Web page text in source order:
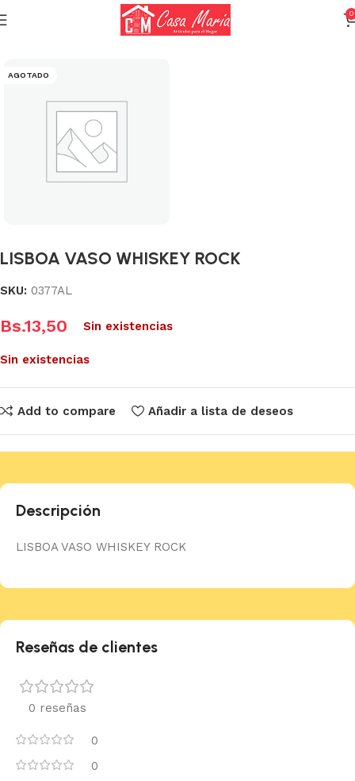
0
Copas
AGOTADO
LISBOA VASO WHISKEY ROCK
SKU: 0377AL
Bs.13,50 Sin existencias
Sin existencias
Add to compare Añadir a lista de deseos
Descripción
LISBOA VASO WHISKEY ROCK
Reseñas de clientes
0 reseñas
0
0